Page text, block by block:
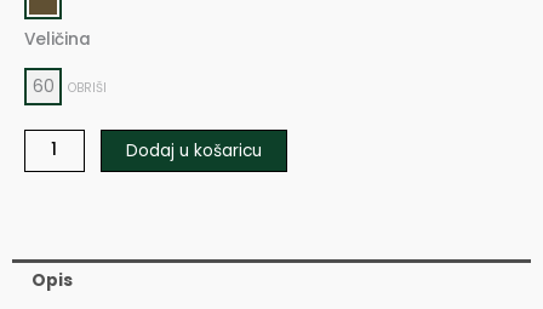
Veličina
60 OBRIŠI
količina
Dodaj u košaricu
Opis